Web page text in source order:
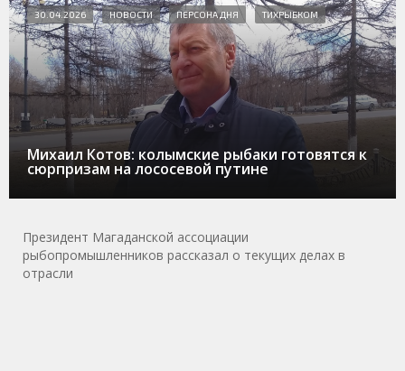
Михаил Котов: колымские рыбаки готовятся к
сюрпризам на лососевой путине
30.04.2026 НОВОСТИ ПЕРСОНА ДНЯ ТИХРЫБКОМ
Президент Магаданской ассоциации
рыбопромышленников рассказал о текущих делах в
отрасли